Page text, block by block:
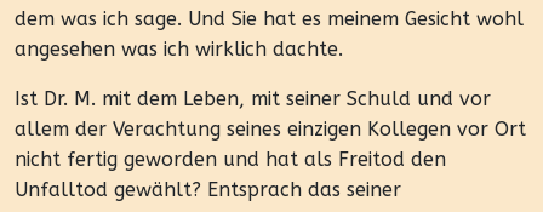
dem was ich sage. Und Sie hat es meinem Gesicht wohl
angesehen was ich wirklich dachte.
Ist Dr. M. mit dem Leben, mit seiner Schuld und vor
allem der Verachtung seines einzigen Kollegen vor Ort
nicht fertig geworden und hat als Freitod den
Unfalltod gewählt? Entsprach das seiner